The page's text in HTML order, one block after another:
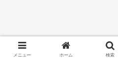
メニュー ホーム 検索